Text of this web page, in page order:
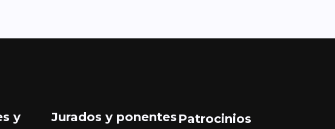
y
Jurados y ponentes Patrocinios